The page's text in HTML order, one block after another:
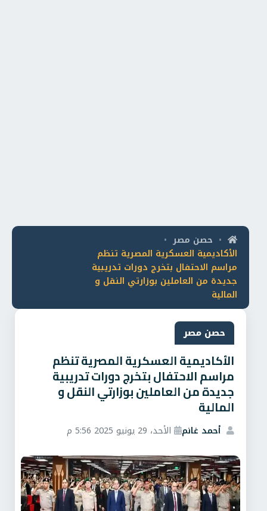
• حصن مصر •
الأكاديمية العسكرية المصرية تنظم
مراسم الاحتفال بتخرج دورات تدريبية
جديدة من العاملين بوزارتي النقل و
المالية
حصن مصر
الأكاديمية العسكرية المصرية تنظم
مراسم الاحتفال بتخرج دورات تدريبية
جديدة من العاملين بوزارتي النقل و
المالية
أحمد غانم الأحد، 29 يونيو 2025 5:56 م